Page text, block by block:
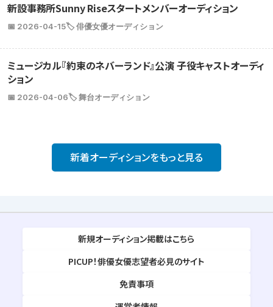
新設事務所Sunny Riseスタートメンバーオーディション
📅 2026-04-15🏷️ 俳優女優オーディション
ミュージカル『約束のネバーランド』公演 子役キャストオーディ
ション
📅 2026-04-06🏷️ 舞台オーディション
新着オーディションをもっと見る
新規オーディション掲載はこちら
PICUP！俳優女優志望者必見のサイト
免責事項